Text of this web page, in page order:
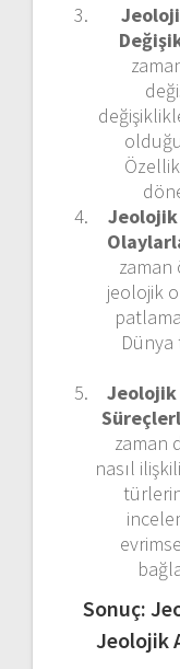
Jeolojik
jeolojik
Jeolojik
zaman
nasıl
Sonuç:
Jeolojik